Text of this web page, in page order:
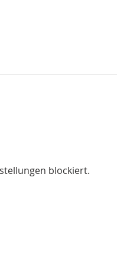
blockiert.